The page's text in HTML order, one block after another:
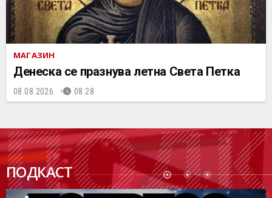
МАГАЗИН
Денеска се празнува летна Света Петка
08.08.2026. 08:28
ПОДКАСТ
ПОДК